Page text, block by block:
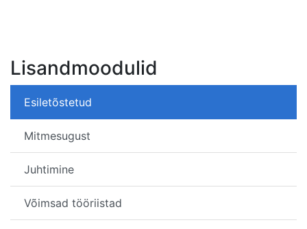
Lisandmoodulid
Esiletõstetud
Mitmesugust
Juhtimine
Võimsad tööriistad